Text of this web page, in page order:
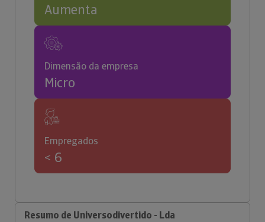
Aumenta
Dimensão da empresa
Micro
Empregados
< 6
Resumo de Universodivertido - Lda